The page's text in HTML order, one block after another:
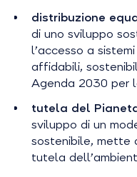
distribuzione
di uno sviluppo
l’accesso a
affidabili,
Agenda 2030 per
tutela del
sviluppo di un
sostenibile,
tutela